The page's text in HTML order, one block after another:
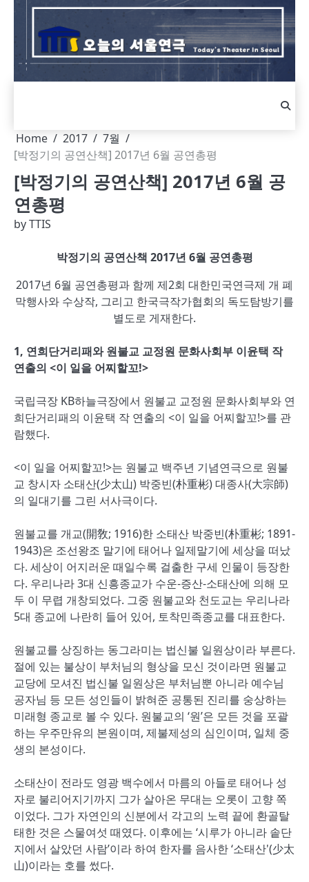
Skip
content
Home 2017
7월
[박정기의 공연산책] 2017년 6월 공연총평
[박정기의 공연산책] 2017년 6월 공
연총평
byTTIS
박정기의 공연산책 2017년 6월 공연총평
2017년 6월 공연총평과 함께 제2회 대한민국연극제 개 폐
막행사와 수상작, 그리고 한국극작가협회의 독도탐방기를
별도로 게재한다.
1, 연희단거리패와 원불교 교정원 문화사회부 이윤택 작
연출의 <이 일을 어찌할꼬!>
국립극장 KB하늘극장에서 원불교 교정원 문화사회부와 연
희단거리패의 이윤택 작 연출의 <이 일을 어찌할꼬!>를 관
람했다.
<이 일을 어찌할꼬!>는 원불교 백주년 기념연극으로 원불
교 창시자 소태산(少太山) 박중빈(朴重彬) 대종사(大宗師)
의 일대기를 그린 서사극이다.
원불교를 개교(開敎; 1916)한 소태산 박중빈(朴重彬; 1891-
1943)은 조선왕조 말기에 태어나 일제말기에 세상을 떠났
다. 세상이 어지러운 때일수록 걸출한 구세 인물이 등장한
다. 우리나라 3대 신흥종교가 수운-증산-소태산에 의해 모
두 이 무렵 개창되었다. 그중 원불교와 천도교는 우리나라
5대 종교에 나란히 들어 있어, 토착민족종교를 대표한다.
원불교를 상징하는 동그라미는 법신불 일원상이라 부른다.
절에 있는 불상이 부처님의 형상을 모신 것이라면 원불교
교당에 모셔진 법신불 일원상은 부처님뿐 아니라 예수님
공자님 등 모든 성인들이 밝혀준 공통된 진리를 숭상하는
미래형 종교로 볼 수 있다. 원불교의 ‘원’은 모든 것을 포괄
하는 우주만유의 본원이며, 제불제성의 심인이며, 일체 중
생의 본성이다.
소태산이 전라도 영광 백수에서 마름의 아들로 태어나 성
자로 불리어지기까지 그가 살아온 무대는 오롯이 고향 쪽
이었다. 그가 자연인의 신분에서 각고의 노력 끝에 환골탈
태한 것은 스물여섯 때였다. 이후에는 ‘시루가 아니라 솥단
지에서 살았던 사람’이라 하여 한자를 음사한 ‘소태산'(少太
山)이라는 호를 썼다.